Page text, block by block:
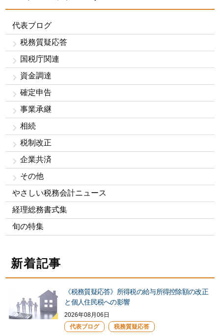
代表ブログ
税務質疑応答
国税庁関連
資金調達
確定申告
事業承継
相続
税制改正
企業共済
その他
やさしい税務会計ニュース
経理総務書式集
旬の特集
新着記事
《税務質疑応答》所得税の給与所得控除額の改正
と個人住民税への影響
2026年08月06日
代表ブログ
税務質疑応答